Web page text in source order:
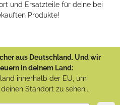
und Ersatzteile für deine bei
Produkte!
aus Deutschland. Und wir
in deinem Land:
innerhalb der EU, um
Standort zu sehen...